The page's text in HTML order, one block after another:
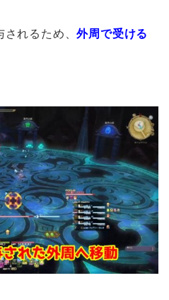
されるため、外周で受ける